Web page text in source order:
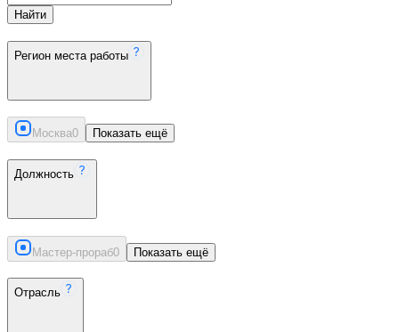
Найти
Регион места работы
Москва0 Показать ещё
Должность
Мастер-прораб0 Показать ещё
Отрасль